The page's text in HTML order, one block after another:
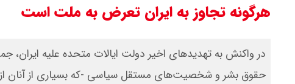
هرگونه تجاوز به ایران تعرض به ملت است
در واکنش به تهدیدهای اخیر دولت ایالات متحده علیه ایران،
حقوق بشر و شخصیت‌های مستقل سیاسی -که بسیاری از آنان